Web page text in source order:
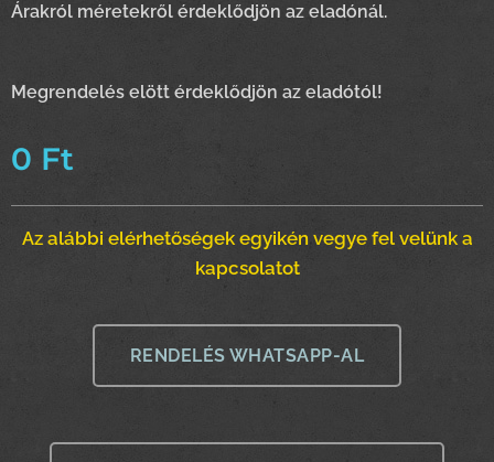
Árakról méretekről érdeklődjön az eladónál.
Megrendelés elött érdeklődjön az eladótól!
0 Ft
Az alábbi elérhetőségek egyikén vegye fel velünk a
kapcsolatot
RENDELÉS WHATSAPP-AL